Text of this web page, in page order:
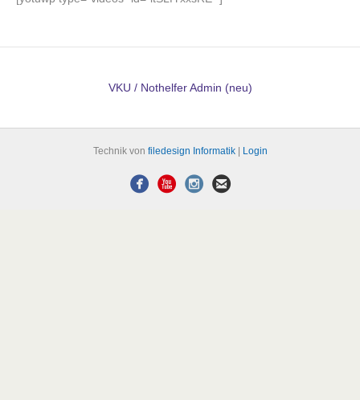
VKU / Nothelfer Admin (neu)
Technik von filedesign Informatik| Login